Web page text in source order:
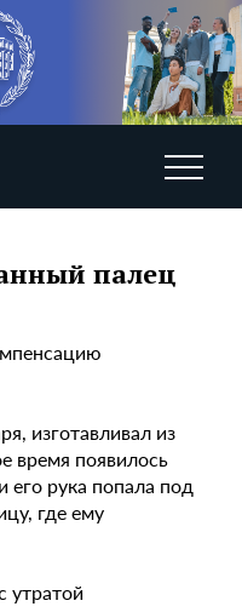
палец
изготавливал из
время появилось
его рука попала под
где ему
утратой